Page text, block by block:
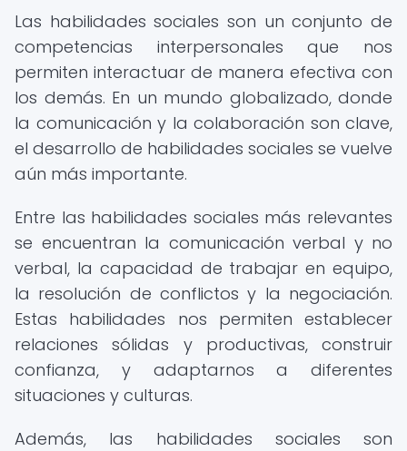
Las habilidades sociales son un conjunto de
competencias interpersonales que nos
permiten interactuar de manera efectiva con
los demás. En un mundo globalizado, donde
la comunicación y la colaboración son clave,
el desarrollo de habilidades sociales se vuelve
aún más importante.
Entre las habilidades sociales más relevantes
se encuentran la comunicación verbal y no
verbal, la capacidad de trabajar en equipo,
la resolución de conflictos y la negociación.
Estas habilidades nos permiten establecer
relaciones sólidas y productivas, construir
confianza, y adaptarnos a diferentes
situaciones y culturas.
Además, las habilidades sociales son